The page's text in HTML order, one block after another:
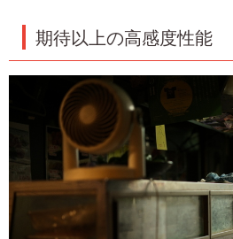
期待以上の高感度性能